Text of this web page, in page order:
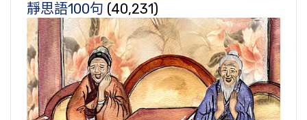
靜思語100句 (40,231)